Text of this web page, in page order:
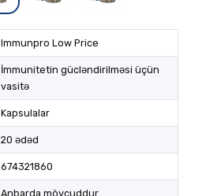
Immunpro Low Price
İmmunitetin gücləndirilməsi üçün
vasitə
Kapsulalar
20 ədəd
674321860
Anbarda mövcuddur